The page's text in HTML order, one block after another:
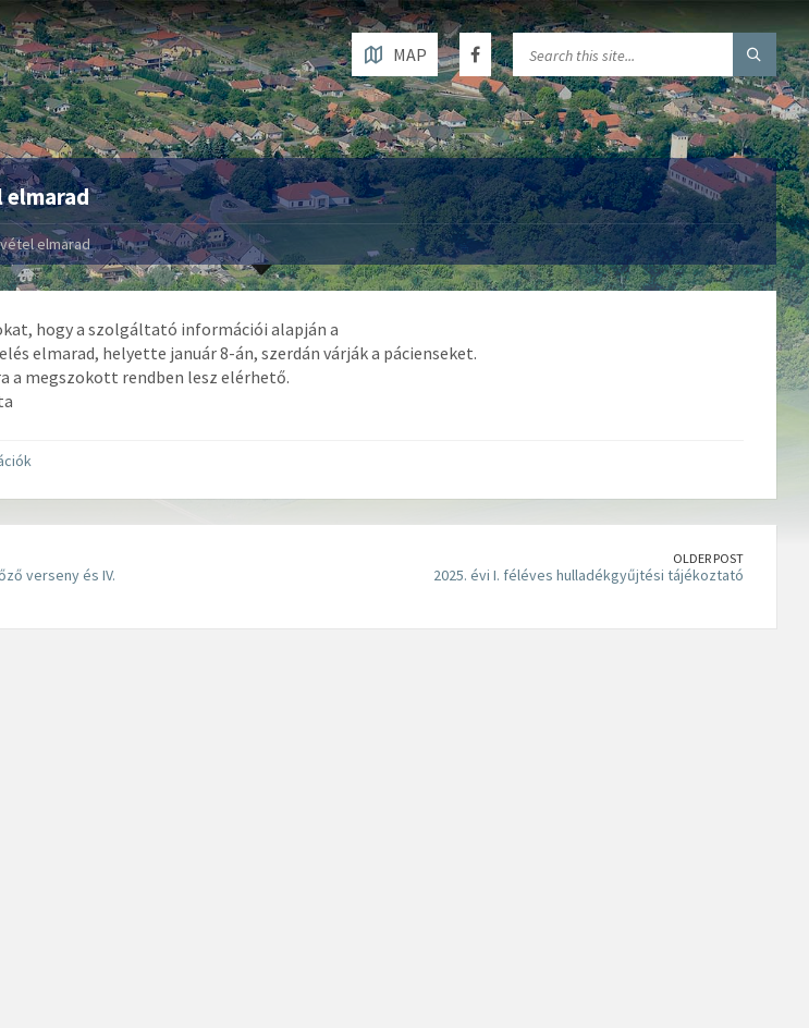
MAP
elmarad
elmarad
hogy a szolgáltató információi alapján a
elmarad, helyette január 8-án, szerdán várják a pácienseket.
a megszokott rendben lesz elérhető.
verseny és IV.
OLDER POST
2025. évi I. féléves hulladékgyűjtési tájékoztató